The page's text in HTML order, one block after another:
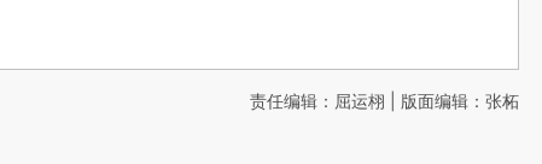
责任编辑：屈运栩 | 版面编辑：张柘